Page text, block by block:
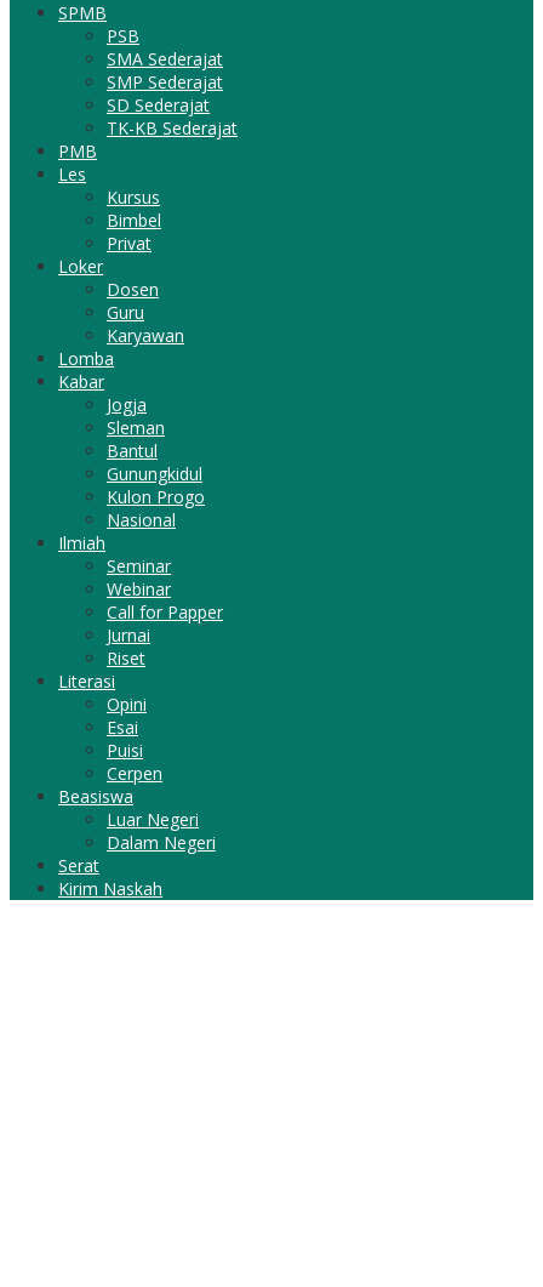
SPMB
PSB
SMA Sederajat
SMP Sederajat
SD Sederajat
TK-KB Sederajat
PMB
Les
Kursus
Bimbel
Privat
Loker
Dosen
Guru
Karyawan
Lomba
Kabar
Jogja
Sleman
Bantul
Gunungkidul
Kulon Progo
Nasional
Ilmiah
Seminar
Webinar
Call for Papper
Jurnai
Riset
Literasi
Opini
Esai
Puisi
Cerpen
Beasiswa
Luar Negeri
Dalam Negeri
Serat
Kirim Naskah